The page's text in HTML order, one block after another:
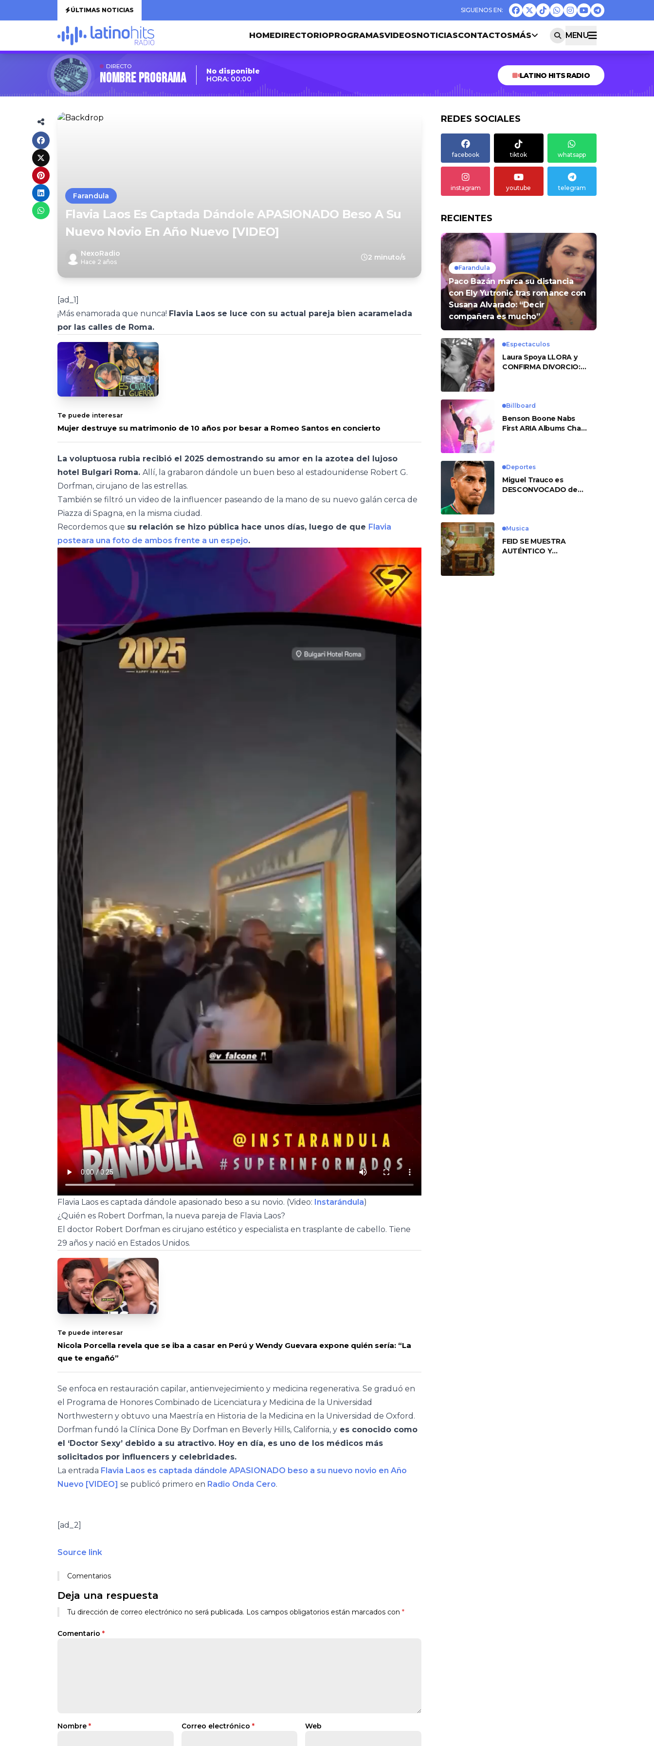
ÚLTIMAS NOTICIAS
HOMEDIRECTORIOPROGRAMASVIDEOSNOTICIASCONTACTOSMÁS MENU
DIRECTO
Nombre Programa
No disponible
HORA: 00:00
LATINO HITS RADIO
Farandula
Flavia Laos Es Captada Dándole APASIONADO Beso A Su
Nuevo Novio En Año Nuevo [VIDEO]
NexoRadio
Hace 2 años
2 minuto/s
[ad_1]
¡Más enamorada que nunca! Flavia Laos se luce con su actual pareja bien acaramelada
por las calles de Roma.
Te puede interesar
Mujer destruye su matrimonio de 10 años por besar a Romeo Santos en concierto
La voluptuosa rubia recibió el 2025 demostrando su amor en la azotea del lujoso
hotel Bulgari Roma. Allí, la grabaron dándole un buen beso al estadounidense Robert G.
Dorfman, cirujano de las estrellas.
También se filtró un video de la influencer paseando de la mano de su nuevo galán cerca de
Piazza di Spagna, en la misma ciudad.
Recordemos que su relación se hizo pública hace unos días, luego de que Flavia
posteara una foto de ambos frente a un espejo.
Flavia Laos es captada dándole apasionado beso a su novio. (Video: Instarándula)
¿Quién es Robert Dorfman, la nueva pareja de Flavia Laos?
El doctor Robert Dorfman es cirujano estético y especialista en trasplante de cabello. Tiene
29 años y nació en Estados Unidos.
Te puede interesar
Nicola Porcella revela que se iba a casar en Perú y Wendy Guevara expone quién sería: “La
que te engañó”
Se enfoca en restauración capilar, antienvejecimiento y medicina regenerativa. Se graduó en
el Programa de Honores Combinado de Licenciatura y Medicina de la Universidad
Northwestern y obtuvo una Maestría en Historia de la Medicina en la Universidad de Oxford.
Dorfman fundó la Clínica Done By Dorfman en Beverly Hills, California, y es conocido como
el ‘Doctor Sexy’ debido a su atractivo. Hoy en día, es uno de los médicos más
solicitados por influencers y celebridades.
La entrada Flavia Laos es captada dándole APASIONADO beso a su nuevo novio en Año
Nuevo [VIDEO] se publicó primero en Radio Onda Cero.
[ad_2]
Source link
Comentarios
Deja una respuesta
Tu dirección de correo electrónico no será publicada. Los campos obligatorios están marcados con *
Comentario *
Nombre * Correo electrónico * Web
REDES SOCIALES
facebook tiktok whatsapp
instagram youtube telegram
RECIENTES
Farandula
Paco Bazán marca su distancia
con Ely Yutronic tras romance con
Susana Alvarado: “Decir
compañera es mucho”
Espectaculos
Laura Spoya LLORA y
CONFIRMA DIVORCIO:
Billboard
Benson Boone Nabs
First ARIA Albums Chart
Deportes
Miguel Trauco es
DESCONVOCADO de
Musica
FEID SE MUESTRA
AUTÉNTICO Y